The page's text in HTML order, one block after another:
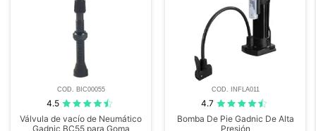
COD. BIC00055
4.5
Válvula de vacío de Neumático
Gadnic BC55 para Goma
COD. INFLA011
4.7
Bomba De Pie Gadnic De Alta
Presión